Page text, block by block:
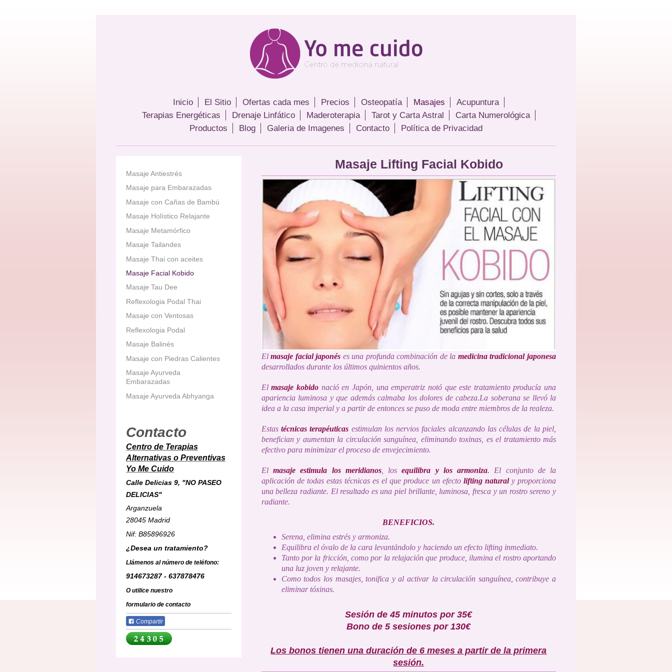
Inicio El Sitio Ofertas cada mes Precios Osteopatía Masajes
Acupuntura
Terapias Energéticas
Drenaje Linfático Maderoterapia Tarot y Carta Astral
Carta Numerológica
Productos
Blog Galeria de Imagenes Contacto Política de Privacidad
Masaje Lifting Facial Kobido
Elmasaje facial japonés es una profunda combinación de la medicina tradicional japonesa
desarrollados durante los últimos quinientos años.
Elmasaje kobido nació en Japón, una emperatriz notó que este tratamiento producía una
apariencia luminosa y que además calmaba los dolores de cabeza.La soberana se llevó la
idea a la casa imperial y a partir de entonces se puso demoda entre miembros de la realeza.
Estastécnicas terapéuticas estimulan los nervios faciales alcanzando las célulasde la piel,
benefician y aumentan la circulación sanguínea, eliminando toxinas, es el tratamiento más
efectivo para minimizar el proceso de envejecimiento.
Elmasaje estimula los meridianos, losequilibra y los armoniza. El conjunto de la
aplicación de todas estas técnicas es el que produce un efecto lifting natural y proporciona
una belleza radiante. El resultado es una piel brillante, luminosa, fresca y un rostro sereno y
radiante.
BENEFICIOS.
Serena, elimina estrés y armoniza.
Equilibra el óvalo de la cara levantándolo y haciendo un efecto lifting inmediato.
Tanto por la fricción, como por la relajación que produce, ilumina el rostro aportando
una luz joven y relajante.
Como todos los masajes, tonifica y al activar la circulación sanguínea, contribuye a
eliminar tóxinas.
Sesión de 45 minutos por 35€
Bono de 5 sesiones por 130€
Los bonos tienen una duración de 6 meses a partir de la primera
sesión.
Masaje Antiestrés
Masaje para Embarazadas
Masaje con Cañas de Bambú
Masaje Holístico Relajante
Masaje Metamórfico
Masaje Tailandes
Masaje Thai con aceites
Masaje Facial Kobido
Masaje Tau Dee
Reflexologia Podal Thai
Masaje con Ventosas
Reflexologia Podal
Masaje Balinés
Masaje con Piedras Calientes
Masaje Ayurveda
Embarazadas
Masaje Ayurveda Abhyanga
Contacto
Centro de Terapias
Alternativas o Preventivas
Yo Me Cuido
Calle Delicias 9, "NO PASEO
DELICIAS"
Arganzuela
28045 Madrid
Nif: B85896926
¿Desea un tratamiento?
Llámenos al número de teléfono:
914673287 - 637878476
O utilice nuestro
formulario de contacto
Compartir